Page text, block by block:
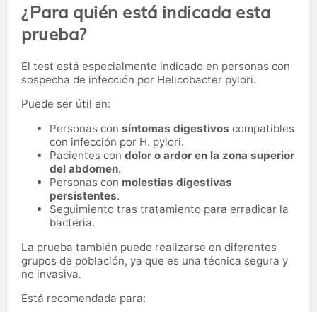
¿Para quién está indicada esta
prueba?
El test está especialmente indicado en personas con
sospecha de infección por Helicobacter pylori.
Puede ser útil en:
Personas con síntomas digestivos compatibles
con infección por H. pylori.
Pacientes con dolor o ardor en la zona superior
del abdomen.
Personas con molestias digestivas
persistentes.
Seguimiento tras tratamiento para erradicar la
bacteria.
La prueba también puede realizarse en diferentes
grupos de población, ya que es una técnica segura y
no invasiva.
Está recomendada para: